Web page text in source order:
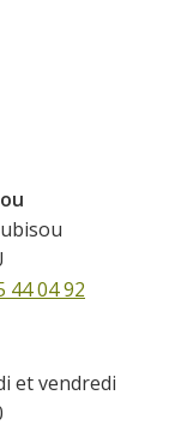
44 04 92
et vendredi